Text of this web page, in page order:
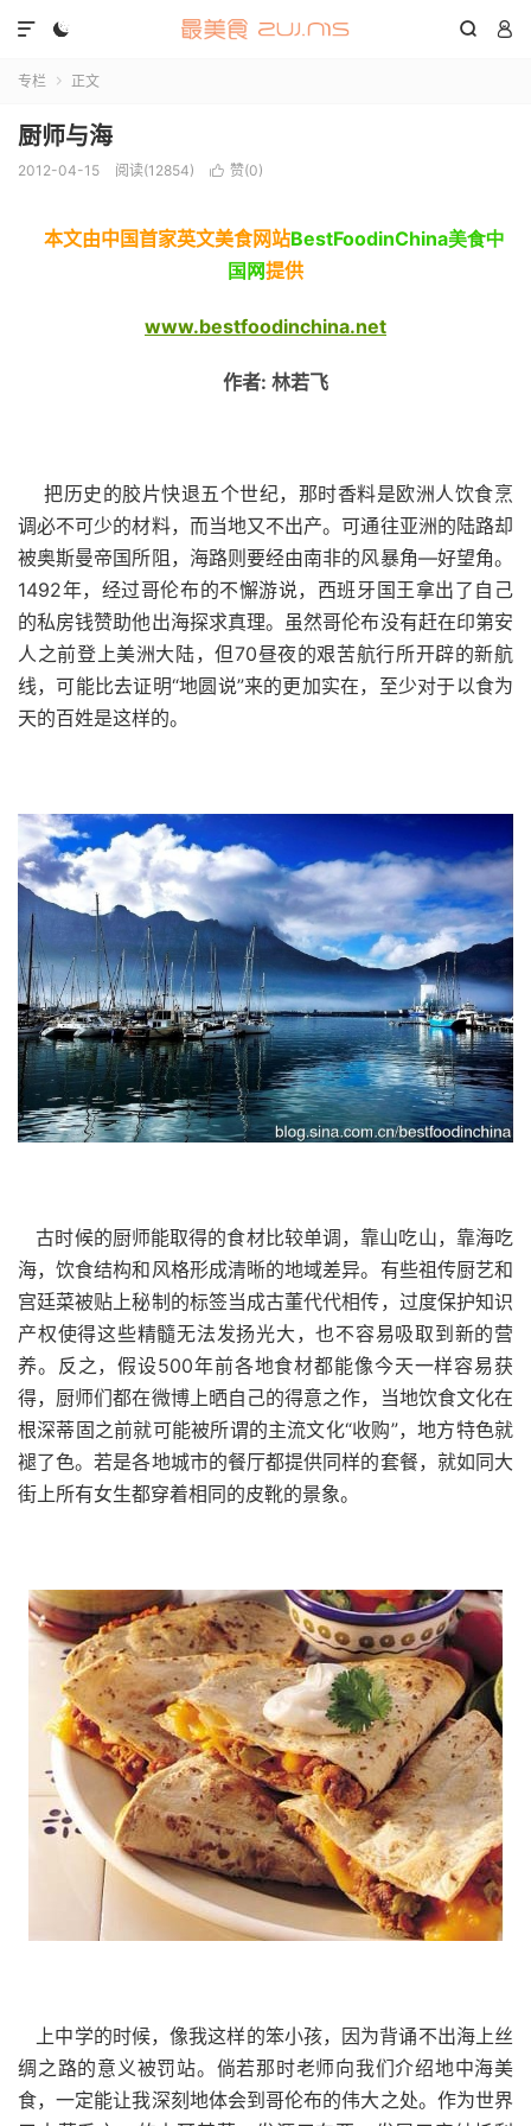
  

专栏  正文
厨师与海
2012-04-15 阅读(12854)  赞(0)
本文由中国首家英文美食网站BestFoodinChina美食中
国网提供
www.bestfoodinchina.net
作者: 林若飞
把历史的胶片快退五个世纪，那时香料是欧洲人饮食烹
调必不可少的材料，而当地又不出产。可通往亚洲的陆路却
被奥斯曼帝国所阻，海路则要经由南非的风暴角—好望角。
1492年，经过哥伦布的不懈游说，西班牙国王拿出了自己
的私房钱赞助他出海探求真理。虽然哥伦布没有赶在印第安
人之前登上美洲大陆，但70昼夜的艰苦航行所开辟的新航
线，可能比去证明“地圆说”来的更加实在，至少对于以食为
天的百姓是这样的。
古时候的厨师能取得的食材比较单调，靠山吃山，靠海吃
海，饮食结构和风格形成清晰的地域差异。有些祖传厨艺和
宫廷菜被贴上秘制的标签当成古董代代相传，过度保护知识
产权使得这些精髓无法发扬光大，也不容易吸取到新的营
养。反之，假设500年前各地食材都能像今天一样容易获
得，厨师们都在微博上晒自己的得意之作，当地饮食文化在
根深蒂固之前就可能被所谓的主流文化“收购”，地方特色就
褪了色。若是各地城市的餐厅都提供同样的套餐，就如同大
街上所有女生都穿着相同的皮靴的景象。
上中学的时候，像我这样的笨小孩，因为背诵不出海上丝
绸之路的意义被罚站。倘若那时老师向我们介绍地中海美
食，一定能让我深刻地体会到哥伦布的伟大之处。作为世界